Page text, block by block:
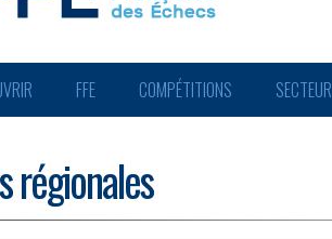
FFE COMPÉTITIONS
régionales